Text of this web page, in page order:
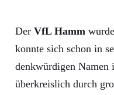
Der VfL Hamm
konnte sich schon in
denkwürdigen Namen
überkreislich durch